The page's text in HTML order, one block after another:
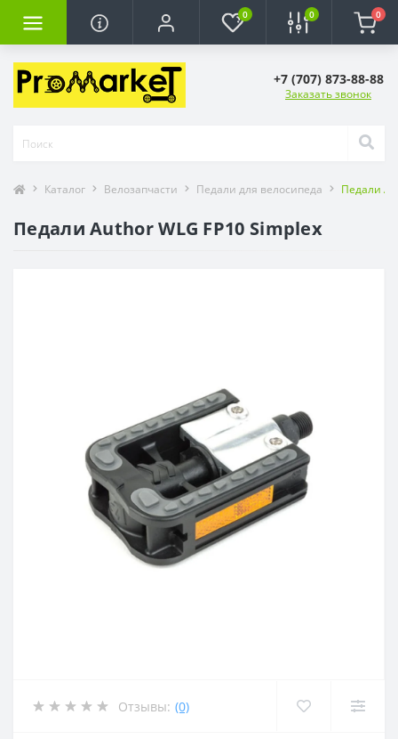
0 0 0
+7 (707) 873-88-88
Заказать звонок
Каталог Велозапчасти Педали для велосипеда Педали
Педали Author WLG FP10 Simplex
Отзывы: (0)